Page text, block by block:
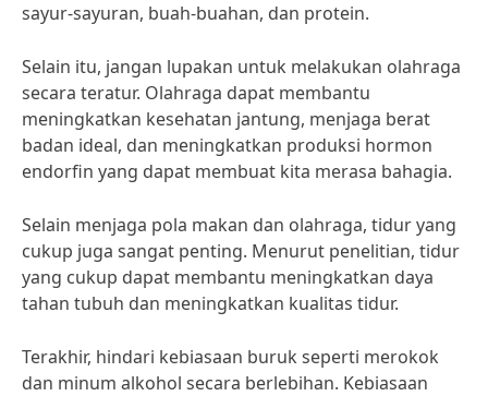
sayur-sayuran, buah-buahan, dan protein.
Selain itu, jangan lupakan untuk melakukan olahraga
secara teratur. Olahraga dapat membantu
meningkatkan kesehatan jantung, menjaga berat
badan ideal, dan meningkatkan produksi hormon
endorfin yang dapat membuat kita merasa bahagia.
Selain menjaga pola makan dan olahraga, tidur yang
cukup juga sangat penting. Menurut penelitian, tidur
yang cukup dapat membantu meningkatkan daya
tahan tubuh dan meningkatkan kualitas tidur.
Terakhir, hindari kebiasaan buruk seperti merokok
dan minum alkohol secara berlebihan. Kebiasaan